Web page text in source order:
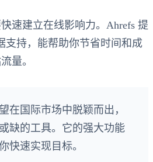
速建立在线影响力。Ahrefs 提
支持，能帮助你节省时间和成
量。
在国际市场中脱颖而出，
缺的工具。它的强大功能
快速实现目标。